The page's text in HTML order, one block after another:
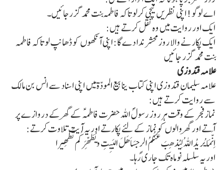
اے لوگو! اپنی نظریں نیچی کرلو تاکہ فاطمہ بنت محمد گزرجائیں۔
ایک اور روایت میں وہ نقل کرتے ہیں:
ایک پکارنے والا روز محشر ندا دے گا: اپنی آنکھوں کو ڈھانپ لو تاکہ فاطمہ
بنت محمد گزر جائیں
علامہ قندوزی
علامہ سلیمان قندوزی اپنی کتاب ینا بیع المودّۃ میں اپنی اسناد سے انس بن مالک
سے روایت کرتے ہیں:
نماز فجر کے وقت ہر روز رسولؐ اللہ حضرت فاطمہؑ کے گھر کے دروازے پر
آتے اور گھروالوں کو نماز کے لئے پکارتے اور یہ آیت تلاوت کرتے:
اِنَّمَایُریدُاللہُ لِیُذھِبَ عَنکُمُ الرٍجسَاَھَلَ البَیِتِ ویُطَھِّرَ کُم تَطھِیرا
اور یہ سلسلہ نو ماہ تک جاری رہا۔